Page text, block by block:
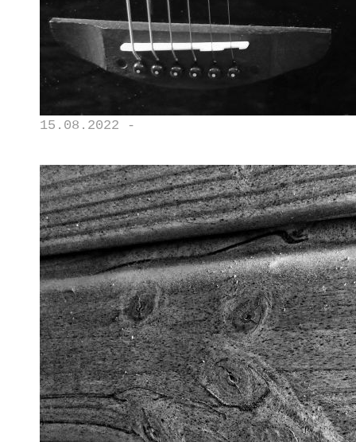
15.08.2022 -